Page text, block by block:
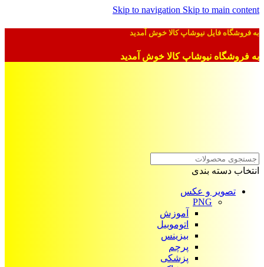
Skip to navigation Skip to main content
به فروشگاه فایل نیوشاپ کالا خوش آمدید
به فروشگاه نیوشاپ کالا خوش آمدید
انتخاب دسته بندی
تصویر و عکس
PNG
آموزش
اتوموبیل
بیزینس
پرچم
پزشکی